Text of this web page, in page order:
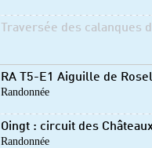
Traversée des
RA T5-E1 Aiguille de
Randonnée
Oingt : circuit des
Randonnée